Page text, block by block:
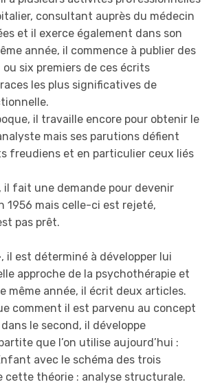
consultant auprès du médecin
et il exerce également dans son
année, il commence à publier des
six premiers de ces écrits
les plus significatives de
il travaille encore pour obtenir le
mais ses parutions défient
freudiens et en particulier ceux liés
il fait une demande pour devenir
1956 mais celle-ci est rejeté,
pas prêt.
il est déterminé à développer lui
approche de la psychothérapie et
même année, il écrit deux articles.
comment il est parvenu au concept
le second, il développe
que l’on utilise aujourd’hui :
avec le schéma des trois
cette théorie : analyse structurale.